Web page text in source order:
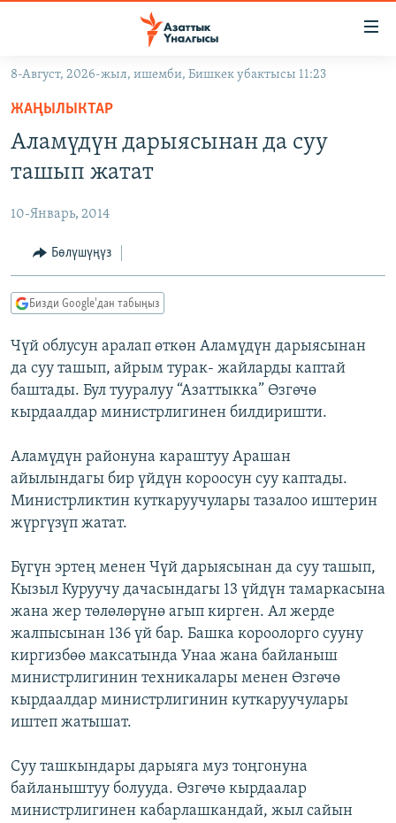
Навигацияга
өтүңүз
Издөөгө
салыңызКЫРГЫЗСТАН
ЭКОНОМИКА
МАДАНИЯТ
БОРБОР АЗИЯ
АТАЙЫН ИЛИКТӨӨ
ТВ ПРОГРАММАЛАР
ЭКСПЕРТТЕР ТАЛДАЙТ
БИЗ ЖАНА ДҮЙНӨ
ДАНИСТЕ
ЭЖЕ-СИҢДИЛЕР
ЫҢГАЙСЫЗ СУРООЛОР
ӨЗГӨЧӨ ПИКИР
Русский
ОНЛАЙН ШЕРИНЕ
ЭЕ/АРнун бардык сайттары
8-Август, 2026-жыл, ишемби, Бишкек убактысы 11:23
ЖАҢЫЛЫКТАР
Аламүдүн дарыясынан да суу
ташып жатат
10-Январь, 2014
Бөлүшүңүз
Бизди Google'дан табыңыз
Чүй облусун аралап өткөн Аламүдүн дарыясынан
да суу ташып, айрым турак- жайларды каптай
баштады. Бул тууралуу “Азаттыкка” Өзгөчө
кырдаалдар министрлигинен билдиришти.
Аламүдүн районуна караштуу Арашан
айылындагы бир үйдүн короосун суу каптады.
Министрликтин куткаруучулары тазалоо иштерин
жүргүзүп жатат.
Бүгүн эртең менен Чүй дарыясынан да суу ташып,
Кызыл Куруучу дачасындагы 13 үйдүн тамаркасына
жана жер төлөлөрүнө агып кирген. Ал жерде
жалпысынан 136 үй бар. Башка короолорго сууну
киргизбөө максатында Унаа жана байланыш
министрлигинин техникалары менен Өзгөчө
кырдаалдар министрлигинин куткаруучулары
иштеп жатышат.
Суу ташкындары дарыяга муз тоңгонуна
байланыштуу болууда. Өзгөчө кырдаалар
министрлигинен кабарлашкандай, жыл сайын